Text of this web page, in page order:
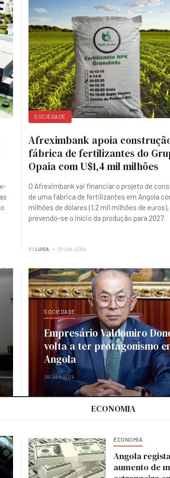
SOCIEDADE
Afreximbank apoia construção de
fábrica de fertilizantes do
Opaia com U$1,4 mil milhões
O Afreximbank vai financiar o projeto de
de uma fábrica de fertilizantes em Angola
milhões de dólares (1,2 mil milhões de euros),
prevendo-se o início da produção para 2027.
BY LUISA 31-JUL-2024
SOCIEDADE
Empresário Valdomiro
volta a ter protagonismo
Angola
30-ABR-2024
ECONOMIA
ECONOMIA
Angola
aumento de